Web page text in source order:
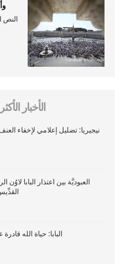
النص
الأخبار
نيجيريا: تضليل إعلامي لإخفاء
العبوديَّة بين اعتذار البابا
البابا: حياة الله